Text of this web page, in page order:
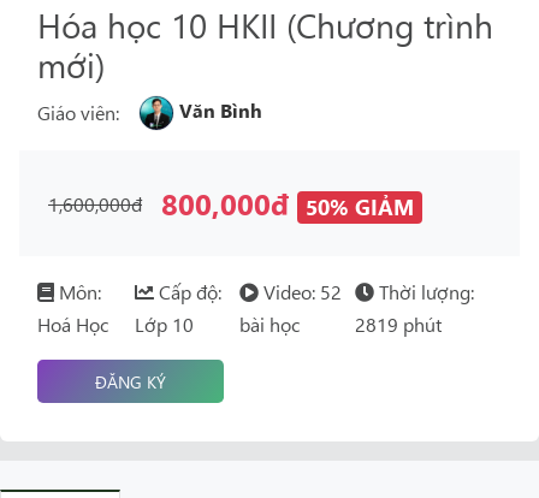
Hóa học 10 HKII (Chương trình
mới)
Giáo viên: Văn Bình
1,600,000đ 800,000đ 50% GIẢM
Môn:
Hoá Học
Cấp độ:
Lớp 10
Video: 52
bài học
Thời lượng:
2819 phút
ĐĂNG KÝ